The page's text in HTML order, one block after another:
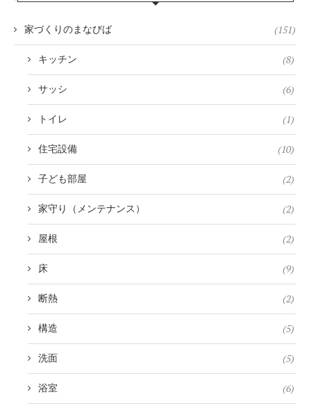
家づくりのまなびば (151)
キッチン (8)
サッシ (6)
トイレ (1)
住宅設備 (10)
子ども部屋 (2)
家守り（メンテナンス） (2)
屋根 (2)
床 (9)
断熱 (2)
構造 (5)
洗面 (5)
浴室 (6)